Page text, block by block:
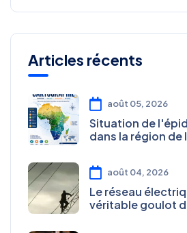
Articles récents
août 05, 2026
Situation de
dans la région de
août 04, 2026
Le réseau
véritable goulot